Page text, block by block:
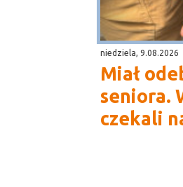
niedziela, 9.08.2026
Miał
seniora.
czekali